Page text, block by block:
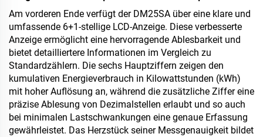
Am vorderen Ende verfügt der DM25SA über eine klare und
umfassende 6+1-stellige LCD-Anzeige. Diese verbesserte
Anzeige ermöglicht eine hervorragende Ablesbarkeit und
bietet detailliertere Informationen im Vergleich zu
Standardzählern. Die sechs Hauptziffern zeigen den
kumulativen Energieverbrauch in Kilowattstunden (kWh)
mit hoher Auflösung an, während die zusätzliche Ziffer eine
präzise Ablesung von Dezimalstellen erlaubt und so auch
bei minimalen Lastschwankungen eine genaue Erfassung
gewährleistet. Das Herzstück seiner Messgenauigkeit bildet